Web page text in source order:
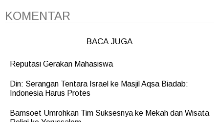
KOMENTAR
BACA JUGA
Reputasi Gerakan Mahasiswa
Din: Serangan Tentara Israel ke Masjil Aqsa Biadab:
Indonesia Harus Protes
Bamsoet Umrohkan Tim Suksesnya ke Mekah dan Wisata